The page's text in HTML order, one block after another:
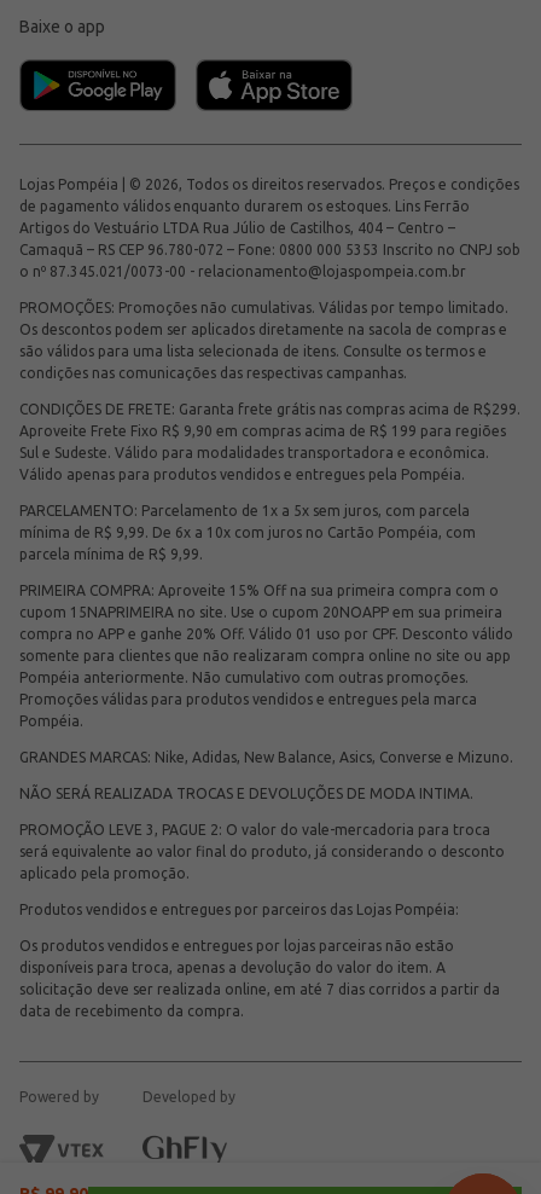
Baixe o app
Lojas Pompéia | © 2026, Todos os direitos reservados. Preços e condições
de pagamento válidos enquanto durarem os estoques. Lins Ferrão
Artigos do Vestuário LTDA Rua Júlio de Castilhos, 404 – Centro –
Camaquã – RS CEP 96.780-072 – Fone: 0800 000 5353 Inscrito no CNPJ sob
o nº 87.345.021/0073-00 - relacionamento@lojaspompeia.com.br
PROMOÇÕES: Promoções não cumulativas. Válidas por tempo limitado.
Os descontos podem ser aplicados diretamente na sacola de compras e
são válidos para uma lista selecionada de itens. Consulte os termos e
condições nas comunicações das respectivas campanhas.
CONDIÇÕES DE FRETE: Garanta frete grátis nas compras acima de R$299.
Aproveite Frete Fixo R$ 9,90 em compras acima de R$ 199 para regiões
Sul e Sudeste. Válido para modalidades transportadora e econômica.
Válido apenas para produtos vendidos e entregues pela Pompéia.
PARCELAMENTO: Parcelamento de 1x a 5x sem juros, com parcela
mínima de R$ 9,99. De 6x a 10x com juros no Cartão Pompéia, com
parcela mínima de R$ 9,99.
PRIMEIRA COMPRA: Aproveite 15% Off na sua primeira compra com o
cupom 15NAPRIMEIRA no site. Use o cupom 20NOAPP em sua primeira
compra no APP e ganhe 20% Off. Válido 01 uso por CPF. Desconto válido
somente para clientes que não realizaram compra online no site ou app
Pompéia anteriormente. Não cumulativo com outras promoções.
Promoções válidas para produtos vendidos e entregues pela marca
Pompéia.
GRANDES MARCAS: Nike, Adidas, New Balance, Asics, Converse e Mizuno.
NÃO SERÁ REALIZADA TROCAS E DEVOLUÇÕES DE MODA INTIMA.
PROMOÇÃO LEVE 3, PAGUE 2: O valor do vale-mercadoria para troca
será equivalente ao valor final do produto, já considerando o desconto
aplicado pela promoção.
Produtos vendidos e entregues por parceiros das Lojas Pompéia:
Os produtos vendidos e entregues por lojas parceiras não estão
disponíveis para troca, apenas a devolução do valor do item. A
solicitação deve ser realizada online, em até 7 dias corridos a partir da
data de recebimento da compra.
Powered by Developed by